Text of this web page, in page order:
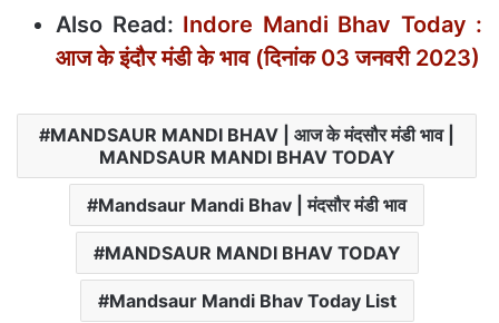
Also Read: Indore Mandi Bhav Today :
आज के इंदौर मंडी के भाव (दिनांक 03 जनवरी 2023)
MANDSAUR MANDI BHAV | आज के मंदसौर मंडी भाव |
MANDSAUR MANDI BHAV TODAY
Mandsaur Mandi Bhav | मंदसौर मंडी भाव
MANDSAUR MANDI BHAV TODAY
Mandsaur Mandi Bhav Today List